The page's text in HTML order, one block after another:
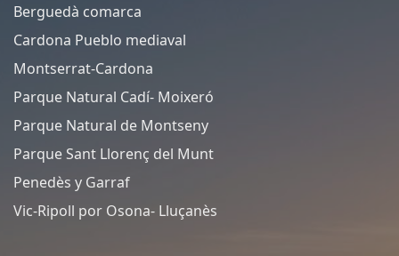
Berguedà comarca
Cardona Pueblo mediaval
Montserrat-Cardona
Parque Natural Cadí- Moixeró
Parque Natural de Montseny
Parque Sant Llorenç del Munt
Penedès y Garraf
Vic-Ripoll por Osona- Lluçanès